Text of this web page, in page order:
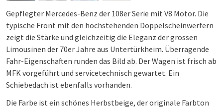
Gepflegter Mercedes-Benz der 108er Serie mit V8 Motor. Die
typische Front mit den hochstehenden Doppelscheinwerfern
zeigt die Stärke und gleichzeitig die Eleganz der grossen
Limousinen der 70er Jahre aus Untertürkheim. Überragende
Fahr-Eigenschaften runden das Bild ab. Der Wagen ist frisch ab
MFK vorgeführt und servicetechnisch gewartet. Ein
Schiebedach ist ebenfalls vorhanden.
Die Farbe ist ein schönes Herbstbeige, der originale Farbton